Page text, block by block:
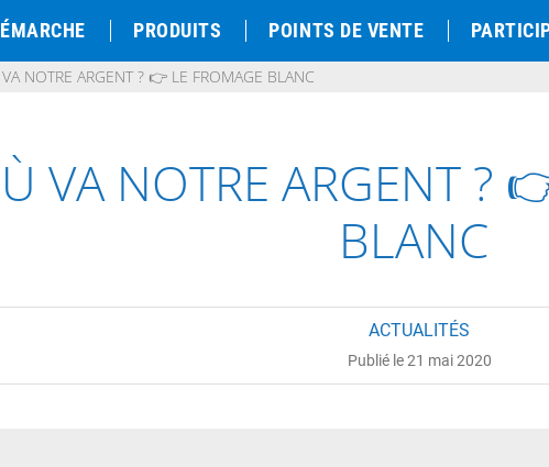
PRODUITS POINTS DE VENTE
NOTRE ARGENT ? 👉 LE FROMAGE BLANC
VA NOTRE ARGENT ?
BLANC
ACTUALITÉS
Publié le 21 mai 2020